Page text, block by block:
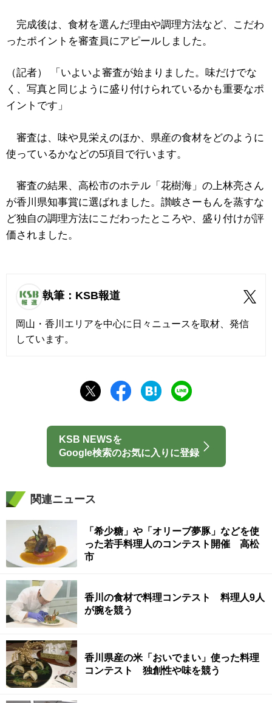
完成後は、食材を選んだ理由や調理方法など、こだわ
ったポイントを審査員にアピールしました。
（記者） 「いよいよ審査が始まりました。味だけでな
く、写真と同じように盛り付けられているかも重要なポ
イントです」
審査は、味や見栄えのほか、県産の食材をどのように
使っているかなどの5項目で行います。
審査の結果、高松市のホテル「花樹海」の上林亮さん
が香川県知事賞に選ばれました。讃岐さーもんを蒸すな
ど独自の調理方法にこだわったところや、盛り付けが評
価されました。
執筆：KSB報道
岡山・香川エリアを中心に日々ニュースを取材、発信
しています。
KSB NEWSを
Google検索のお気に入りに登録
関連ニュース
「希少糖」や「オリーブ夢豚」などを使
った若手料理人のコンテスト開催 高松
市
香川の食材で料理コンテスト 料理人9人
が腕を競う
香川県産の米「おいでまい」使った料理
コンテスト 独創性や味を競う